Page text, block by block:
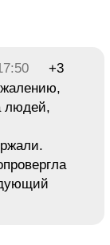
+3
людей,